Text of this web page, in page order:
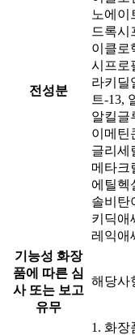
전성분
노에이
드록시
이클로
시프로
라키딜
트-13,
알킬글
이메틴
글리세
메타크
에틸헥
솔비탄
키딕애
레익애
기능성 화장
품에 따른 심
사 또는 보고
유무
해당사
1. 화장